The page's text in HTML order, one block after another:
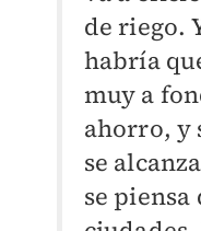
de riego.
habría
muy a
ahorro, y
se
se piensa